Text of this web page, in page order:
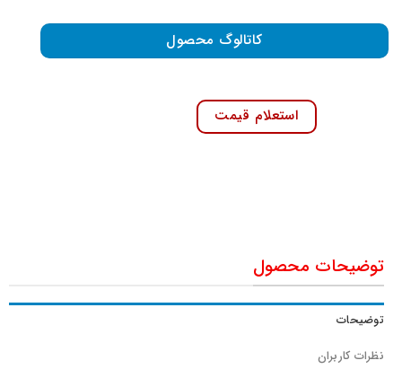
کاتالوگ محصول
استعلام قیمت
توضیحات محصول
توضیحات
نظرات کاربران